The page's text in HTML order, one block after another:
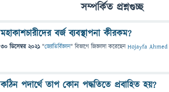
সম্পর্কিত প্রশ্নগুচ্ছ
মহাকাশচারীদের বর্জ ব্যবস্থাপনা কীরকম?
30 ডিসেম্বর 2021 "জ্যোতির্বিজ্ঞান" বিভাগে জিজ্ঞাসাকরেছেনHojayfa Ahmed
কঠিন পদার্থে তাপ কোন পদ্ধতিতে প্রবাহিত হয়?